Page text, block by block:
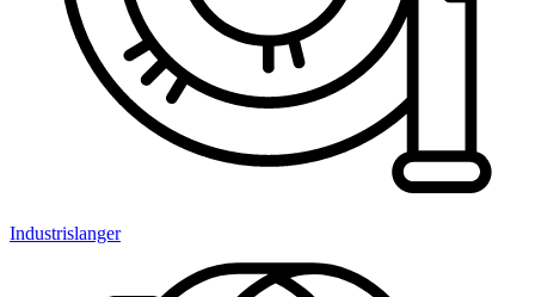
Industrislanger